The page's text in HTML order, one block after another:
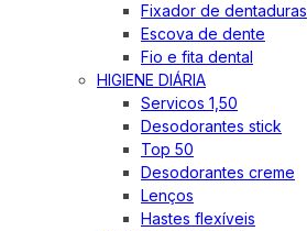
Fixador de dentaduras
Escova de dente
Fio e fita dental
HIGIENE DIÁRIA
Servicos 1,50
Desodorantes stick
Top 50
Desodorantes creme
Lenços
Hastes flexíveis